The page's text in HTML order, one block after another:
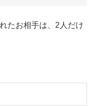
たお相手は、2人だけ